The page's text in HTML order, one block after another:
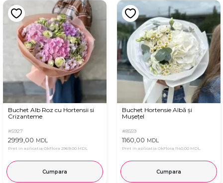
Buchet Alb Roz cu Hortensii si
Crizanteme
#5927
2999,00 MDL
Pret in aplicatia OkFlora 2969,00 MDL
Cumpara
Buchet Hortensie Albă și
Mușețel
#8559
1160,00 MDL
Pret in aplicatia OkFlora 1140,00 MDL
Cumpara